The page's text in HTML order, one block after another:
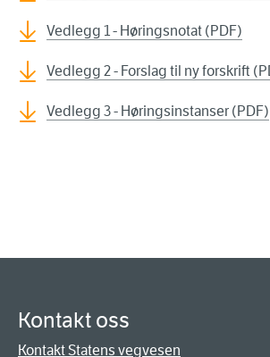
Vedlegg 1 - Høringsnotat (PDF)
Vedlegg 2 - Forslag til ny forskrift
Vedlegg 3 - Høringsinstanser (PDF)
Kontakt oss
Kontakt Statens vegvesen